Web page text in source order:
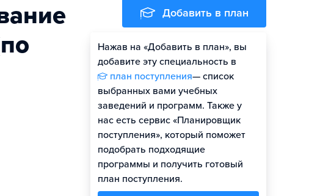
Добавить в план
Нажав на «Добавить в план», вы
добавите эту специальность в
план поступления— список
выбранных вами учебных
заведений и программ. Также у
нас есть сервис «Планировщик
поступления», который поможет
подобрать подходящие
программы и получить готовый
план поступления.